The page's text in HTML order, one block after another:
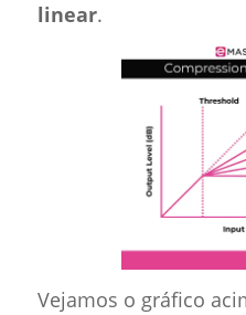
linear.
Vejamos o gráfico